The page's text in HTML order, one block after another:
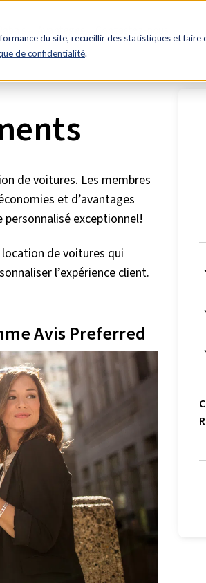
du site, recueillir des statistiques et faire
de confidentialité.
de voitures. Les membres
et d’avantages
exceptionnel!
location de voitures qui
l’expérience client.
Avis Preferred